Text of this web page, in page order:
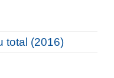
total (2016)